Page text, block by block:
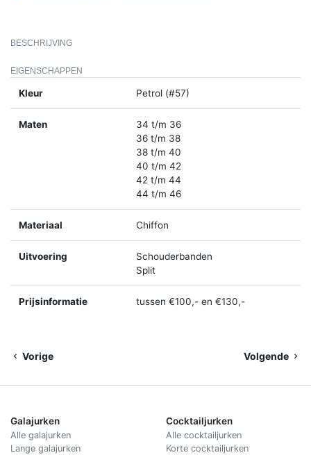
BESCHRIJVING
EIGENSCHAPPEN
Kleur Petrol (#57)
Maten
34 t/m 36
36 t/m 38
38 t/m 40
40 t/m 42
42 t/m 44
44 t/m 46
Materiaal Chiffon
Uitvoering
Schouderbanden
Split
Prijsinformatie tussen €100,- en €130,-
Vorige Volgende
Galajurken
Alle galajurken
Lange galajurken
Cocktailjurken
Alle cocktailjurken
Korte cocktailjurken